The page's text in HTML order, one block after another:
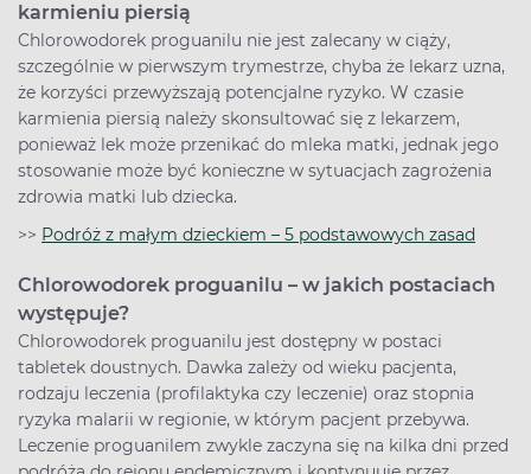
karmieniu piersią
Chlorowodorek proguanilu nie jest zalecany w ciąży,
szczególnie w pierwszym trymestrze, chyba że lekarz uzna,
że korzyści przewyższają potencjalne ryzyko. W czasie
karmienia piersią należy skonsultować się z lekarzem,
ponieważ lek może przenikać do mleka matki, jednak jego
stosowanie może być konieczne w sytuacjach zagrożenia
zdrowia matki lub dziecka.
>> Podróż z małym dzieckiem – 5 podstawowych zasad
Chlorowodorek proguanilu – w jakich postaciach
występuje?
Chlorowodorek proguanilu jest dostępny w postaci
tabletek doustnych. Dawka zależy od wieku pacjenta,
rodzaju leczenia (profilaktyka czy leczenie) oraz stopnia
ryzyka malarii w regionie, w którym pacjent przebywa.
Leczenie proguanilem zwykle zaczyna się na kilka dni przed